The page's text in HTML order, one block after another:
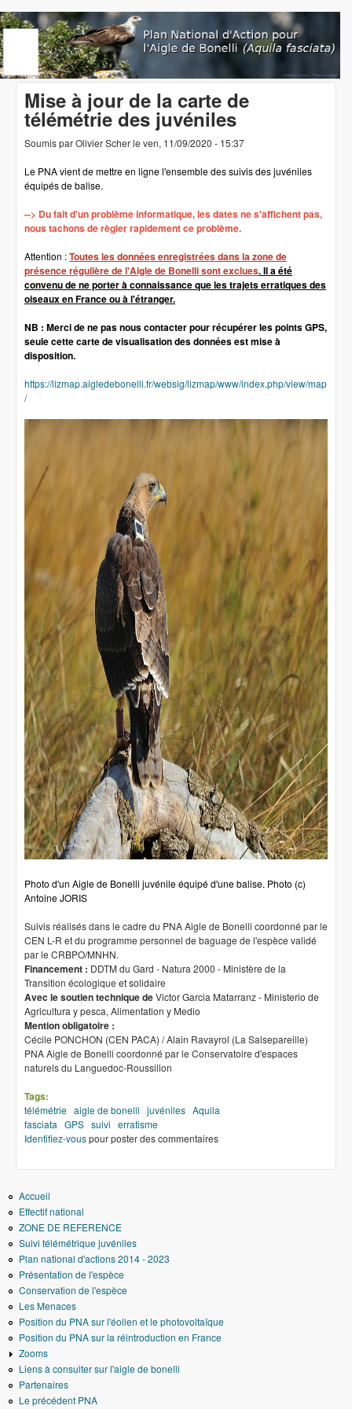
Aller au contenu principal
www.aigledebonelli.org
Mise à jour de la carte de
télémétrie des juvéniles
Soumis parOlivier Scherle ven, 11/09/2020 - 15:37
Le PNA vient de mettre en ligne l'ensemble des suivis des juvéniles
équipés de balise.
--> Du fait d'un problème informatique, les dates ne s'affichent pas,
nous tachons de règler rapidement ce problème.
Attention :Toutes les données enregistrées dans la zone de
présence régulière de l'Aigle de Bonelli sont exclues. Il a été
convenu de ne porter à connaissance que les trajets erratiques des
oiseaux en France ou à l'étranger.
NB : Merci de ne pas nous contacter pour récupérer les points GPS,
seule cette carte de visualisation des données est mise à
disposition.
https://lizmap.aigledebonelli.fr/websig/lizmap/www/index.php/view/map
/
Photo d'un Aigle de Bonelli juvénile équipé d'une balise. Photo (c)
Antoine JORIS
Suivis réalisés dans le cadre du PNA Aigle de Bonelli coordonné par le
CEN L-R et du programme personnel de baguage de l'espèce validé
par le CRBPO/MNHN.
Financement : DDTM du Gard - Natura 2000 - Ministère de la
Transition écologique et solidaire
Avec le soutien technique deVictor Garcia Matarranz - Ministerio de
Agricultura y pesca, Alimentation y Medio
Mention obligatoire :
Cécile PONCHON (CEN PACA) / Alain Ravayrol (La Salsepareille)
PNA Aigle de Bonelli coordonné par le Conservatoire d'espaces
naturels du Languedoc-Roussillon
Tags:
télémétrie aigle de bonelli juvéniles Aquila
fasciata GPS suivi erratisme
Identifiez-vouspour poster des commentaires
Accueil
Effectif national
ZONE DE REFERENCE
Suivi télémétrique juvéniles
Plan national d'actions 2014 - 2023
Présentation de l'espèce
Conservation de l'espèce
Les Menaces
Position du PNA sur l'éolien et le photovoltaïque
Position du PNA sur la réintroduction en France
Zooms
Liens à consulter sur l'aigle de bonelli
Partenaires
Le précédent PNA